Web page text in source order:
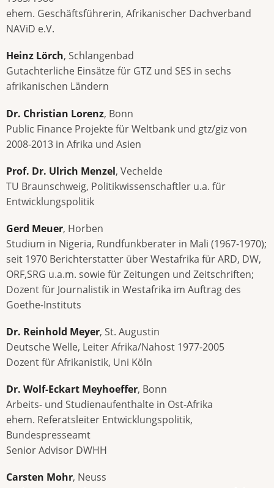
ehem. Geschäftsführerin, Afrikanischer Dachverband
NAViD e.V.
Heinz Lörch, Schlangenbad
Gutachterliche Einsätze für GTZ und SES in sechs
afrikanischen Ländern
Dr. Christian Lorenz, Bonn
Public Finance Projekte für Weltbank und gtz/giz von
2008-2013 in Afrika und Asien
Prof. Dr. Ulrich Menzel, Vechelde
TU Braunschweig, Politikwissenschaftler u.a. für
Entwicklungspolitik
Gerd Meuer, Horben
Studium in Nigeria, Rundfunkberater in Mali (1967-1970);
seit 1970 Berichterstatter über Westafrika für ARD, DW,
ORF,SRG u.a.m. sowie für Zeitungen und Zeitschriften;
Dozent für Journalistik in Westafrika im Auftrag des
Goethe-Instituts
Dr. Reinhold Meyer, St. Augustin
Deutsche Welle, Leiter Afrika/Nahost 1977-2005
Dozent für Afrikanistik, Uni Köln
Dr. Wolf-Eckart Meyhoeffer, Bonn
Arbeits- und Studienaufenthalte in Ost-Afrika
ehem. Referatsleiter Entwicklungspolitik,
Bundespresseamt
Senior Advisor DWHH
Carsten Mohr, Neuss